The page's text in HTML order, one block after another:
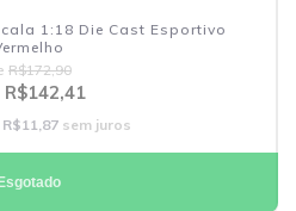
1:18 Die Cast Esportivo
R$172,90
R$142,41
R$11,87 sem juros